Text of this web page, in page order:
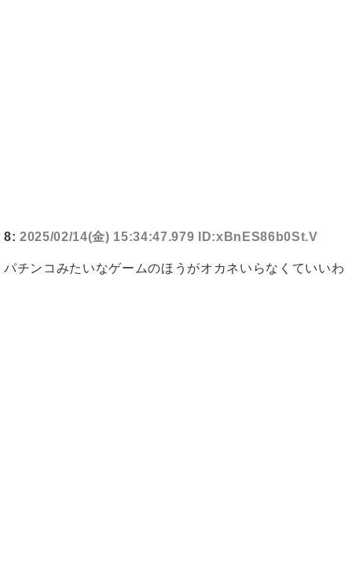
8: 2025/02/14(金) 15:34:47.979 ID:xBnES86b0St.V
パチンコみたいなゲームのほうがオカネいらなくていいわ